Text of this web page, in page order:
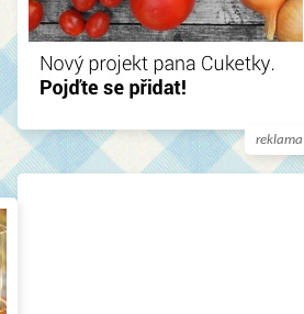
reklama